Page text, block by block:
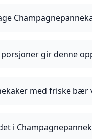
gir denne
med friske bær
i